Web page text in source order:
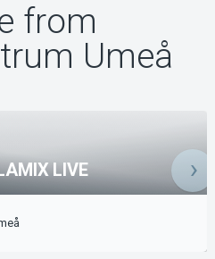
from
Umeå
LIVE